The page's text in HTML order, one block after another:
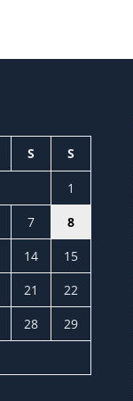
S S
1
7
8
14
15
21
22
28
29